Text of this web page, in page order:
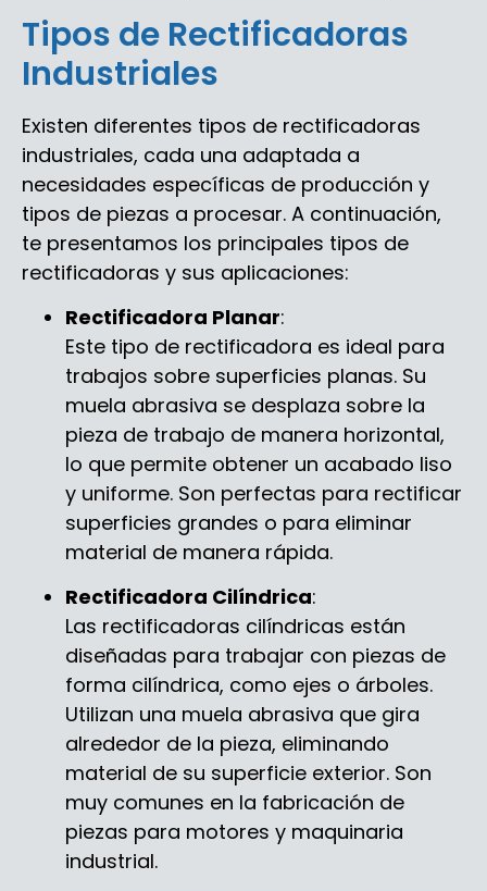
Tipos de Rectificadoras
Industriales
Existen diferentes tipos de rectificadoras
industriales, cada una adaptada a
necesidades específicas de producción y
tipos de piezas a procesar. A continuación,
te presentamos los principales tipos de
rectificadoras y sus aplicaciones:
Rectificadora Planar:
Este tipo de rectificadora es ideal para
trabajos sobre superficies planas. Su
muela abrasiva se desplaza sobre la
pieza de trabajo de manera horizontal,
lo que permite obtener un acabado liso
y uniforme. Son perfectas para rectificar
superficies grandes o para eliminar
material de manera rápida.
Rectificadora Cilíndrica:
Las rectificadoras cilíndricas están
diseñadas para trabajar con piezas de
forma cilíndrica, como ejes o árboles.
Utilizan una muela abrasiva que gira
alrededor de la pieza, eliminando
material de su superficie exterior. Son
muy comunes en la fabricación de
piezas para motores y maquinaria
industrial.